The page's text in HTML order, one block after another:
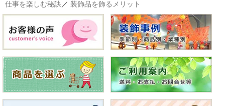
仕事を楽しむ秘訣／ 装飾品を飾るメリット